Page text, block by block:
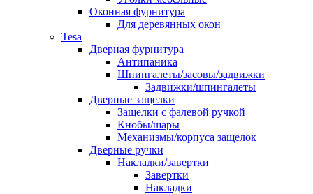
Оконная фурнитура
Для деревянных окон
Tesa
Дверная фурнитура
Антипаника
Шпингалеты/засовы/задвижки
Задвижки/шпингалеты
Дверные защелки
Защелки с фалевой ручкой
Кнобы/шары
Механизмы/корпуса защелок
Дверные ручки
Накладки/завертки
Завертки
Накладки